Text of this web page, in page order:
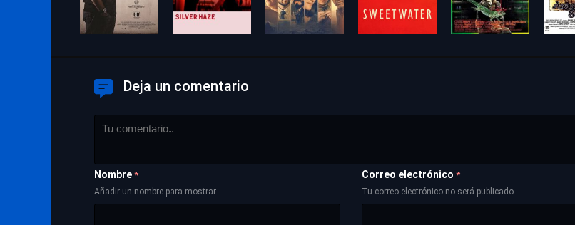
Deja un comentario
Nombre *
Añadir un nombre para mostrar
Correo electrónico *
Tu correo electrónico no será publicado